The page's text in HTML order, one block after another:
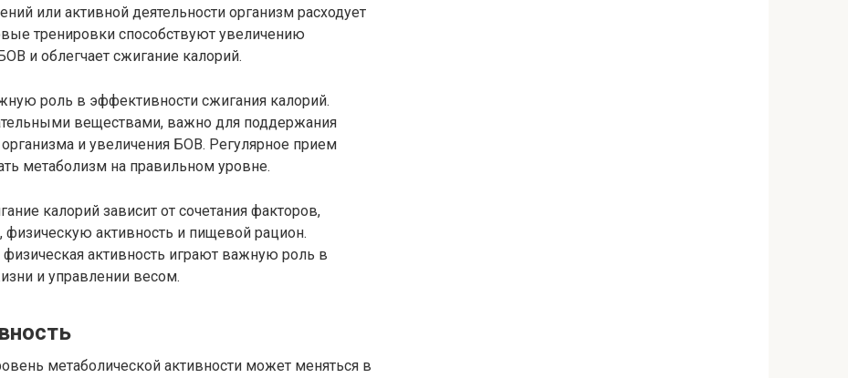
или активной деятельности организм расходует
тренировки способствуют увеличению
и облегчает сжигание калорий.
роль в эффективности сжигания калорий.
веществами, важно для поддержания
и увеличения БОВ. Регулярное прием
метаболизм на правильном уровне.
калорий зависит от сочетания факторов,
активность и пищевой рацион.
активность играют важную роль в
и управлении весом.
метаболической активности может меняться в